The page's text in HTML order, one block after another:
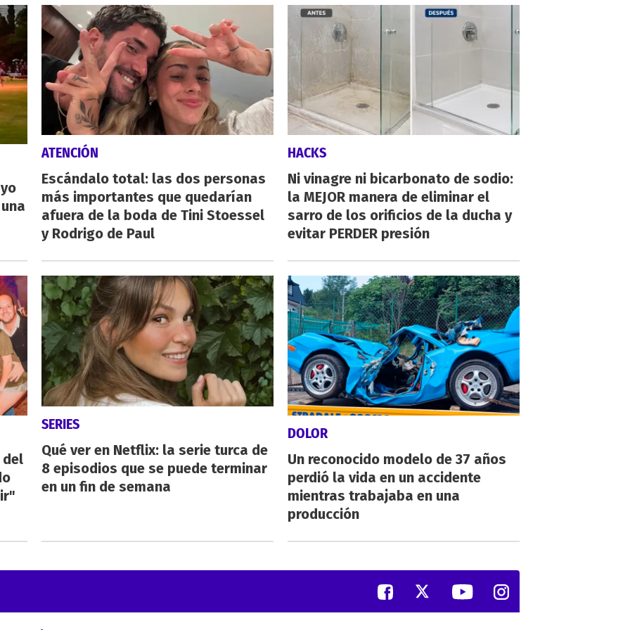
ATENCIÓN
Escándalo total: las dos personas
más importantes que quedarían
afuera de la boda de Tini Stoessel
y Rodrigo de Paul
HACKS
Ni vinagre ni bicarbonato de sodio:
la MEJOR manera de eliminar el
sarro de los orificios de la ducha y
evitar PERDER presión
del
SERIES
Qué ver en Netflix: la serie turca de
8 episodios que se puede terminar
en un fin de semana
DOLOR
Un reconocido modelo de 37 años
perdió la vida en un accidente
mientras trabajaba en una
producción